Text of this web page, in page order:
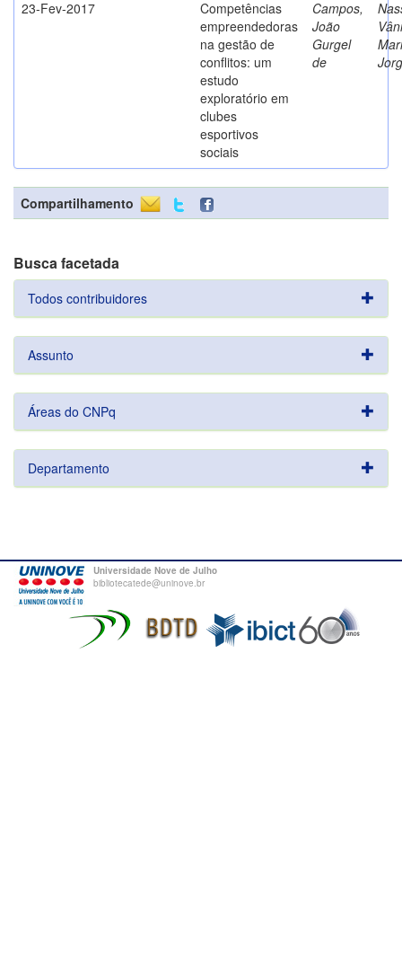
23-Fev-2017
Competências
empreendedoras
na gestão de
conflitos: um
estudo
exploratório em
clubes
esportivos
sociais
Campos,
João
Gurgel
de
Compartilhamento
Busca facetada
Todos contribuidores
Assunto
Áreas do CNPq
Departamento
Universidade Nove de Julho
bibliotecatede@uninove.br